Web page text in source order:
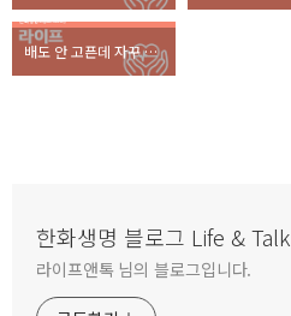
배도 안 고픈데 자꾸 과자를 먹게 된다면?
한화생명 블로그 Life & Talk
라이프앤톡 님의 블로그입니다.